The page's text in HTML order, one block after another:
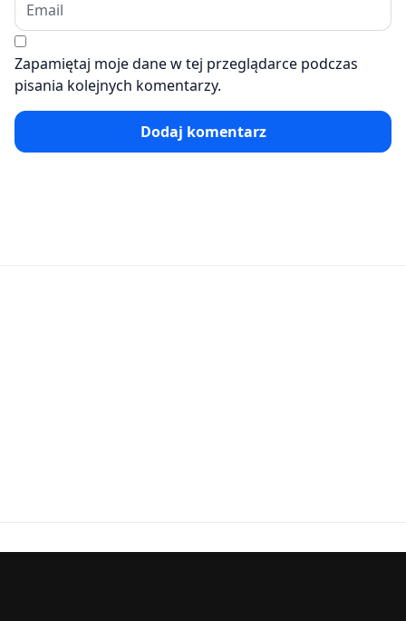
Zapamiętaj moje dane w tej przeglądarce podczas
pisania kolejnych komentarzy.
Dodaj komentarz